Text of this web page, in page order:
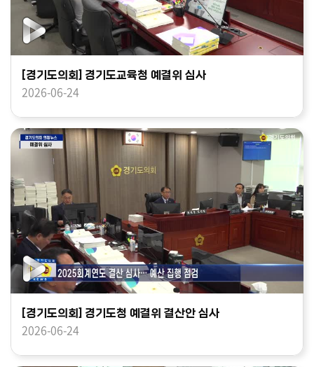
[경기도의회] 경기도교육청 예결위 심사
2026-06-24
[경기도의회] 경기도청 예결위 결산안 심사
2026-06-24